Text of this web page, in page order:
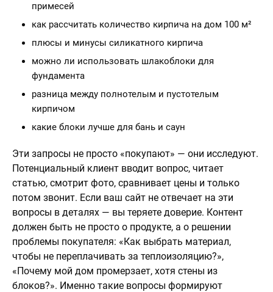
примесей
как рассчитать количество кирпича на дом 100 м²
плюсы и минусы силикатного кирпича
можно ли использовать шлакоблоки для
фундамента
разница между полнотелым и пустотелым
кирпичом
какие блоки лучше для бань и саун
Эти запросы не просто «покупают» — они исследуют.
Потенциальный клиент вводит вопрос, читает
статью, смотрит фото, сравнивает цены и только
потом звонит. Если ваш сайт не отвечает на эти
вопросы в деталях — вы теряете доверие. Контент
должен быть не просто о продукте, а о решении
проблемы покупателя: «Как выбрать материал,
чтобы не переплачивать за теплоизоляцию?»,
«Почему мой дом промерзает, хотя стены из
блоков?». Именно такие вопросы формируют